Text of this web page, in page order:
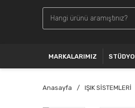
MARKALARIMIZ STÜDYO
Anasayfa IŞIK SİSTEMLERİ